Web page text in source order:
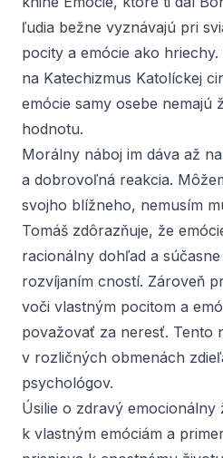
ľudia bežne vyznávajú pri
pocity a emócie ako hriechy.
na Katechizmus Katolíckej
emócie samy osebe nemajú
hodnotu.
Morálny náboj im dáva až
a dobrovoľná reakcia.
svojho blížneho, nemusím
Tomáš zdôrazňuje, že
racionálny dohľad a
rozvíjaním cností. Zároveň
voči vlastným pocitom a
považovať za neresť. Tento
v rozličných obmenách
psychológov.
Úsilie o zdravý emocionálny
k vlastným emóciám a